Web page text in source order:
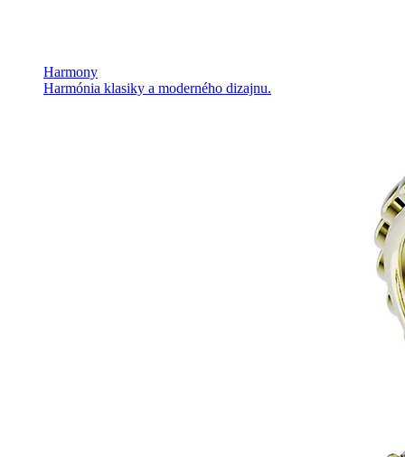
Harmony
Harmónia klasiky a moderného dizajnu.